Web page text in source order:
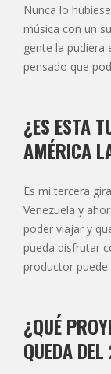
Nunca lo
música con un
gente la pudiera
pensado que
¿ES ESTA
AMÉRICA
Es mi tercera
Venezuela y
poder viajar y
pueda disfrutar
productor puede
¿QUÉ
QUEDA